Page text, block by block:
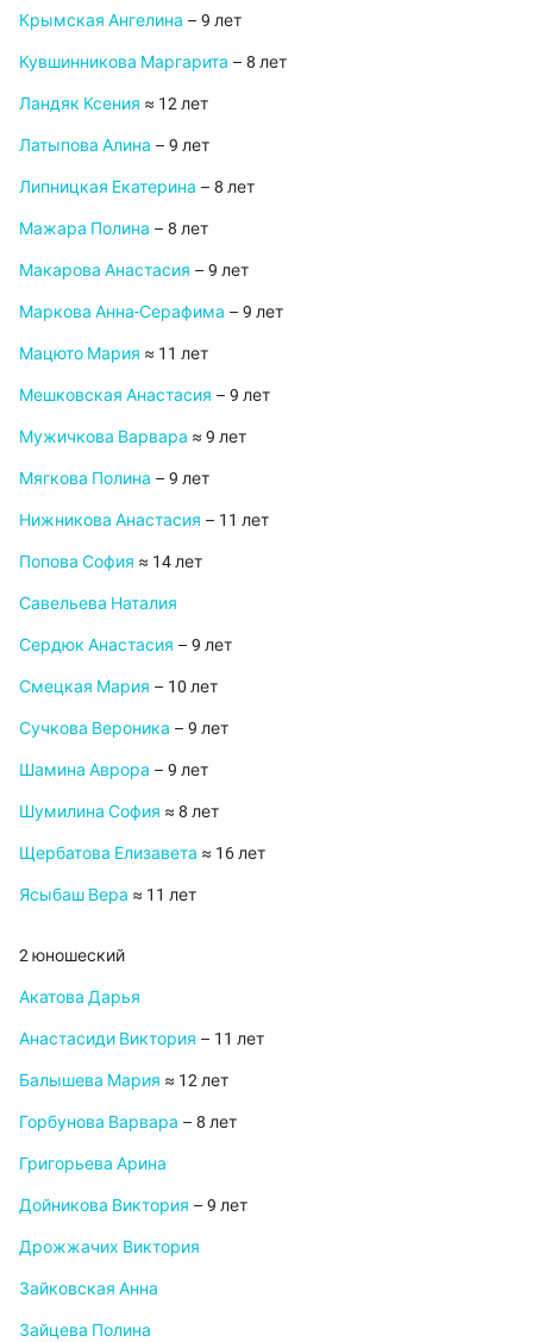
Крымская Ангелина – 9 лет
Кувшинникова Маргарита – 8 лет
Ландяк Ксения ≈ 12 лет
Латыпова Алина – 9 лет
Липницкая Екатерина – 8 лет
Мажара Полина – 8 лет
Макарова Анастасия – 9 лет
Маркова Анна-Серафима – 9 лет
Мацюто Мария ≈ 11 лет
Мешковская Анастасия – 9 лет
Мужичкова Варвара ≈ 9 лет
Мягкова Полина – 9 лет
Нижникова Анастасия – 11 лет
Попова София ≈ 14 лет
Савельева Наталия
Сердюк Анастасия – 9 лет
Смецкая Мария – 10 лет
Сучкова Вероника – 9 лет
Шамина Аврора – 9 лет
Шумилина София ≈ 8 лет
Щербатова Елизавета ≈ 16 лет
Ясыбаш Вера ≈ 11 лет
2 юношеский
Акатова Дарья
Анастасиди Виктория – 11 лет
Балышева Мария ≈ 12 лет
Горбунова Варвара – 8 лет
Григорьева Арина
Дойникова Виктория – 9 лет
Дрожжачих Виктория
Зайковская Анна
Зайцева Полина